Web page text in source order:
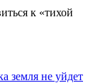
к «тихой